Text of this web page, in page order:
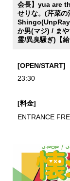
会長】yua are
せりな。(芹菜
か男(マジ) / ま
霊/異臭騒ぎ)【
[OPEN/START]
23:30
[料金]
ENTRANCE